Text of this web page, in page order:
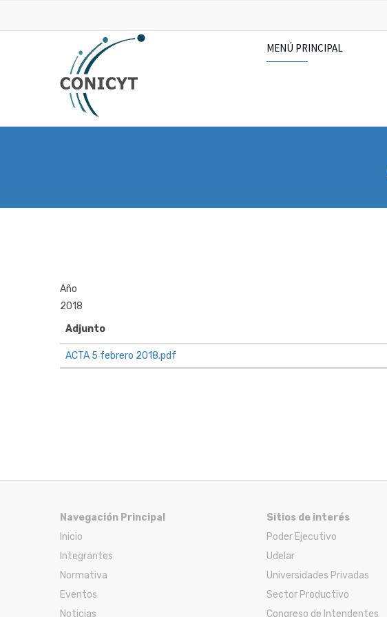
MENÚ PRINCIPAL
Año
2018
Adjunto
ACTA 5 febrero 2018.pdf
Navegación Principal
Inicio
Integrantes
Normativa
Eventos
Noticias
Sitios de interés
Poder Ejecutivo
Udelar
Universidades Privadas
Sector Productivo
Congreso de Intendentes